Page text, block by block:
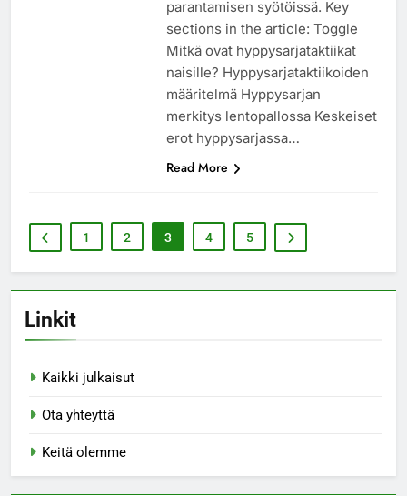
parantamisen syötöissä. Key
sections in the article: Toggle
Mitkä ovat hyppysarjataktiikat
naisille? Hyppysarjataktiikoiden
määritelmä Hyppysarjan
merkitys lentopallossa Keskeiset
erot hyppysarjassa…
Read More
1 2 3 4 5
Linkit
Kaikki julkaisut
Ota yhteyttä
Keitä olemme